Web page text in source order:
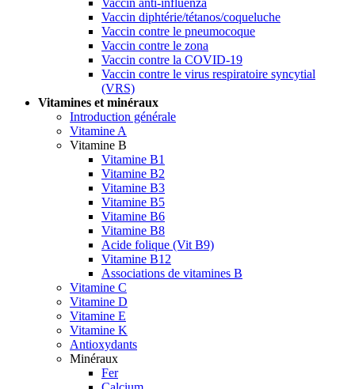
Vaccin diphtérie/tétanos/coqueluche
Vaccin contre le pneumocoque
Vaccin contre le zona
Vaccin contre la COVID-19
Vaccin contre le virus respiratoire syncytial
(VRS)
Vitamines et minéraux
Introduction générale
Vitamine A
Vitamine B
Vitamine B1
Vitamine B2
Vitamine B3
Vitamine B5
Vitamine B6
Vitamine B8
Acide folique (Vit B9)
Vitamine B12
Associations de vitamines B
Vitamine C
Vitamine D
Vitamine E
Vitamine K
Antioxydants
Minéraux
Fer